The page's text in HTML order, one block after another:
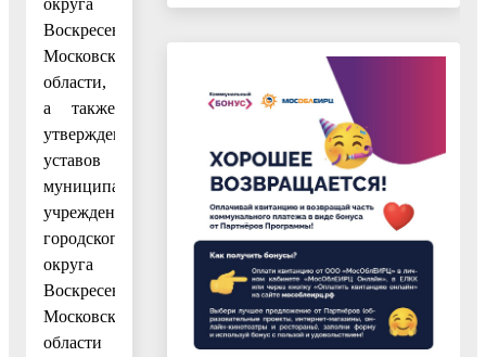
Воскресенск
Московской
области,
а также
утверждения
уставов
муниципальных
учреждений
городского
округа
Воскресенск
Московской
области